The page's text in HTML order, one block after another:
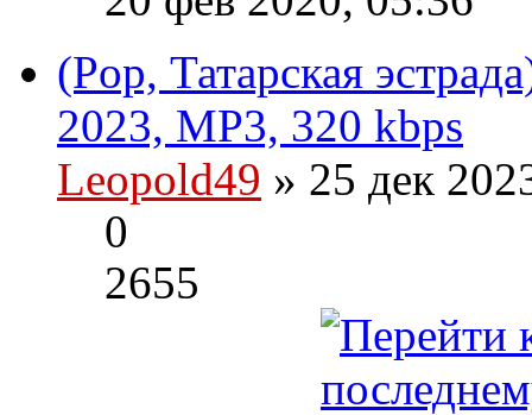
(Pop, Татарская
2023, MP3, 320 kbps
Leopold49 » 25 дек
0
2655